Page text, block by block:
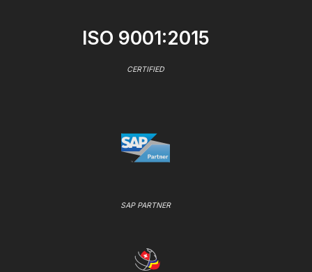
ISO 9001:2015
CERTIFIED
SAP PARTNER